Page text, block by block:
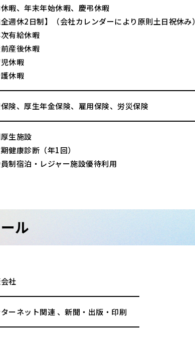
暇、年末年始休暇、慶弔休暇
全週休2日制】（会社カレンダーにより原則土日祝休み）
有給休暇
産後休暇
休暇
休暇
険、厚生年金保険、雇用保険、労災保険
生施設
健康診断（年1回）
制宿泊・レジャー施設優待利用
ル
社
ーネット関連 、新聞・出版・印刷